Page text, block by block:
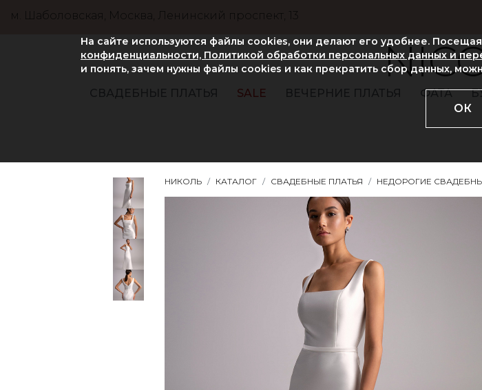
м. Шаболовская, Москва, Ленинский проспект, 13
СВАДЕБНЫЕ ПЛАТЬЯ SALE ВЕЧЕРНИЕ ПЛАТЬЯ ФАТА
НИКОЛЬ КАТАЛОГ СВАДЕБНЫЕ ПЛАТЬЯ НЕДОРОГИЕ
На сайте используются файлы cookies, они делают его удобнее.
конфиденциальности, Политикой обработки персональных данных и
и понять, зачем нужны файлы сookies и как прекратить сбор данных,
ОК